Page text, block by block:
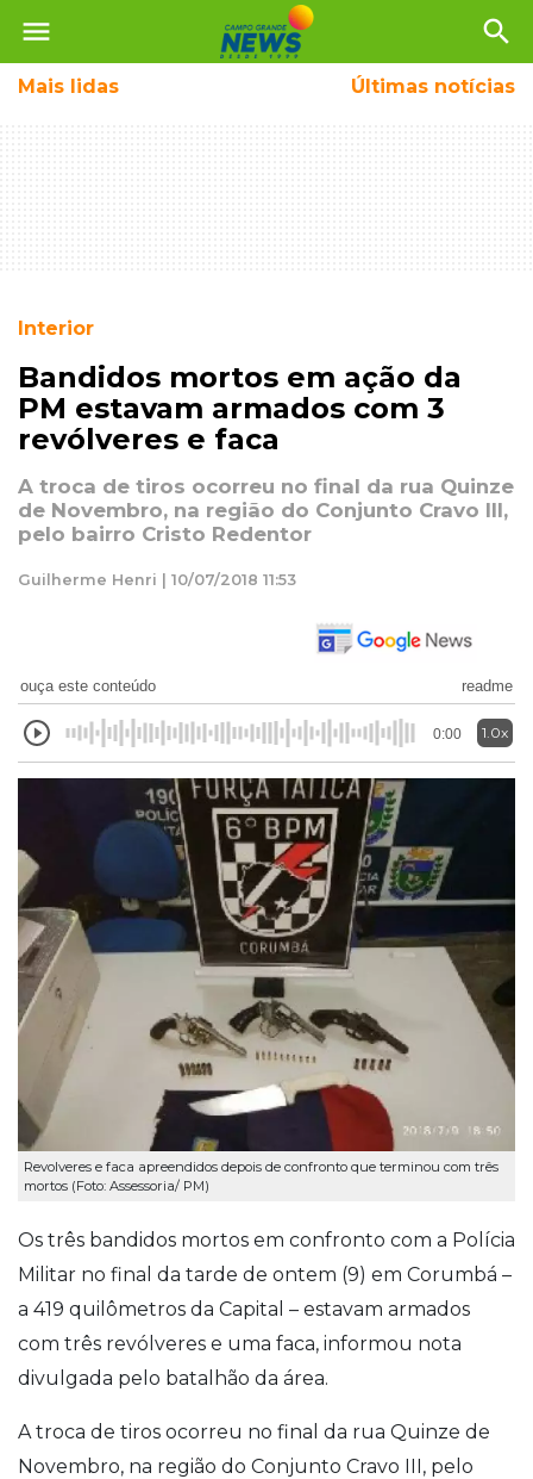
menu search
Mais lidas Últimas notícias
Interior
Bandidos mortos em ação da
PM estavam armados com 3
revólveres e faca
A troca de tiros ocorreu no final da rua Quinze
de Novembro, na região do Conjunto Cravo III,
pelo bairro Cristo Redentor
Guilherme Henri | 10/07/2018 11:53
ouça este conteúdo readme
0:00 1.0x
Revolveres e faca apreendidos depois de confronto que terminou com três
mortos (Foto: Assessoria/ PM)
Os três bandidos mortos em confronto com a Polícia
Militar no final da tarde de ontem (9) em Corumbá –
a 419 quilômetros da Capital – estavam armados
com três revólveres e uma faca, informou nota
divulgada pelo batalhão da área.
A troca de tiros ocorreu no final da rua Quinze de
Novembro, na região do Conjunto Cravo III, pelo